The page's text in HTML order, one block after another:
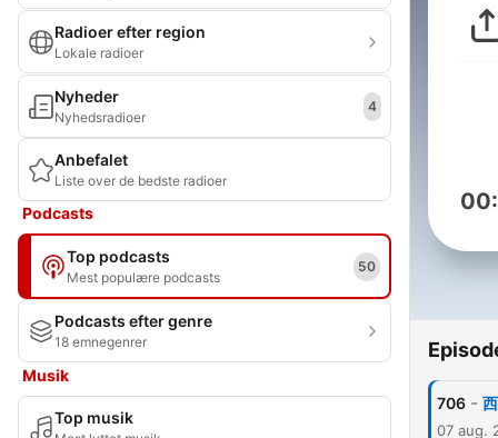
Radioer efter region
Lokale radioer
Nyheder
Nyhedsradioer
4
Anbefalet
Liste over de bedste radioer
Podcasts
Top podcasts
Mest populære podcasts
50
Podcasts efter genre
18 emnegenrer
Musik
Top musik
706 -
07 aug.